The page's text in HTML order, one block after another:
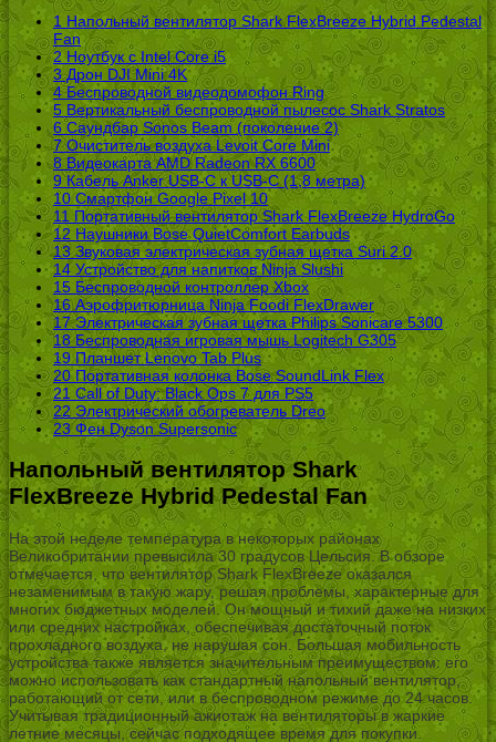
1 Напольный вентилятор Shark FlexBreeze Hybrid Pedestal
Fan
2 Ноутбук с Intel Core i5
3Дрон DJI Mini 4K
4Беспроводной видеодомофон Ring
5 Вертикальный беспроводной пылесос Shark Stratos
6Саундбар Sonos Beam (поколение 2)
7Очиститель воздуха Levoit Core Mini
8Видеокарта AMD Radeon RX 6600
9Кабель Anker USB-C к USB-C (1,8 метра)
10 Смартфон Google Pixel 10
11 Портативный вентилятор Shark FlexBreeze HydroGo
12 Наушники Bose QuietComfort Earbuds
13Звуковая электрическая зубная щетка Suri 2.0
14 Устройство для напитков Ninja Slushi
15 Беспроводной контроллер Xbox
16Аэрофритюрница Ninja Foodi FlexDrawer
17Электрическая зубная щетка Philips Sonicare 5300
18Беспроводная игровая мышь Logitech G305
19 Планшет Lenovo Tab Plus
20 Портативная колонка Bose SoundLink Flex
21 Call of Duty: Black Ops 7 для PS5
22 Электрический обогреватель Dreo
23Фен Dyson Supersonic
Напольный вентилятор Shark
FlexBreeze Hybrid Pedestal Fan
На этой неделе температура в некоторых районах
Великобритании превысила 30 градусов Цельсия. В обзоре
отмечается, что вентилятор Shark FlexBreeze оказался
незаменимым в такую жару, решая проблемы, характерные для
многих бюджетных моделей. Он мощный и тихий даже на низких
или средних настройках, обеспечивая достаточный поток
прохладного воздуха, не нарушая сон. Большая мобильность
устройства также является значительным преимуществом: его
можно использовать как стандартный напольный вентилятор,
работающий от сети, или в беспроводном режиме до 24 часов.
Учитывая традиционный ажиотаж на вентиляторы в жаркие
летние месяцы, сейчас подходящее время для покупки.